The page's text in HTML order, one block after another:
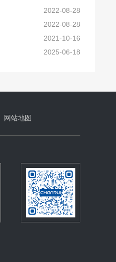
2022-08-28
2021-10-16
2025-06-18
2025-10-16
网站地图